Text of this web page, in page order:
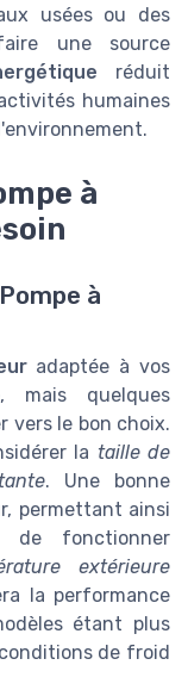
usées ou des
une source
réduit
humaines
à
à
adaptée à vos
mais quelques
vers le bon choix.
la taille de
. Une bonne
permettant ainsi
de fonctionner
extérieure
la performance
étant plus
de froid